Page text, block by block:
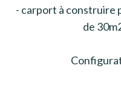
- carport à construire
de